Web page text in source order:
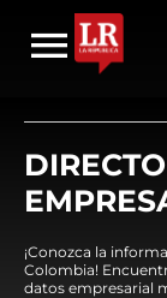
¡Conozca la
Colombia!
datos empresarial